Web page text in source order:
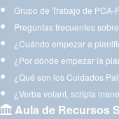
Grupo de Trabajo de PCA-
Preguntas frecuentes
¿Cuándo empezar a
¿Por dónde empezar la
¿Qué son los Cuidados
¿Verba volant, scripta
Aula de Recursos